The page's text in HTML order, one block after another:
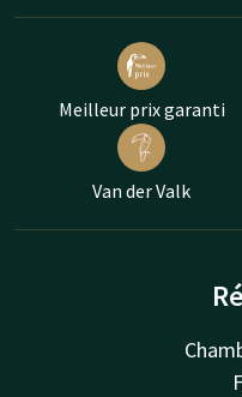
Meilleur prix garanti
Van der Valk